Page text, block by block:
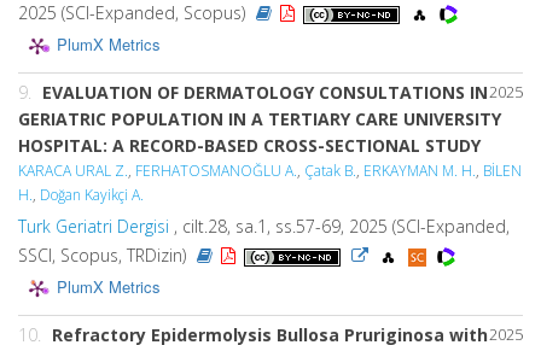
2025 (SCI-Expanded, Scopus)
PlumX Metrics
2025
9. EVALUATION OF DERMATOLOGY CONSULTATIONS IN
GERIATRIC POPULATION IN A TERTIARY CARE UNIVERSITY
HOSPITAL: A RECORD-BASED CROSS-SECTIONAL STUDY
KARACA URAL Z., FERHATOSMANOĞLU A., Çatak B., ERKAYMAN M. H., BİLEN
H., Doğan Kayikçi A.
Turk Geriatri Dergisi , cilt.28, sa.1, ss.57-69, 2025 (SCI-Expanded,
SSCI, Scopus, TRDizin)
PlumX Metrics
2025
10. Refractory Epidermolysis Bullosa Pruriginosa with